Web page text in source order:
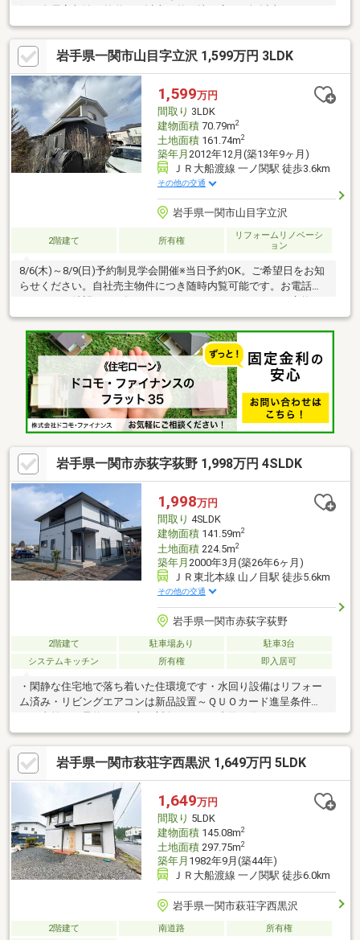
ー付洗面化粧台、対面式キッチン、バリアフリー、トイレ２ヶ
所、浴室１坪以上、南面バルコニー、ＴＶモニタ付インターホ
ン、前面棟無、通風良好、全居室フローリング、ウッドデッキ、
パントリー（食器・食品の収納庫）、ウォークインクローゼッ
ト、全居室６畳以上、ＩＨクッキングヒーター、シューズインク
ローク、オール電化
岩手県一関市山目字立沢 1,599万円 3LDK
1,599万円
間取り 3LDK
建物面積70.79m2
土地面積161.74m2
築年月 2012年12月(築13年9ヶ月)
ＪＲ大船渡線 一ノ関駅 徒歩3.6km
その他の交通
岩手県一関市山目字立沢
2階建て 所有権
リフォームリノベーシ
ョン
8/6(木)～8/9(日)予約制見学会開催※当日予約OK。ご希望日をお知
らせください。自社売主物件につき随時内覧可能です。お電話か
ユニットバス交換、トイレ交換、洗面化粧台交換
岩手県一関市赤荻字荻野 1,998万円 4SLDK
1,998万円
間取り 4SLDK
建物面積141.59m2
土地面積224.5m2
築年月 2000年3月(築26年6ヶ月)
ＪＲ東北本線 山ノ目駅 徒歩5.6km
その他の交通
岩手県一関市赤荻字荻野
2階建て 駐車場あり
駐車3台
システムキッチン
所有権 即入居可
・閑静な住宅地で落ち着いた住環境です・水回り設備はリフォー
ム済み・リビングエアコンは新品設置～ＱＵＯカード進呈条件
進呈いたします・住宅ローンの事前審査に進まれた際に３０００
円進呈いたします
岩手県一関市萩荘字西黒沢 1,649万円 5LDK
1,649万円
間取り 5LDK
建物面積145.08m2
土地面積297.75m2
築年月 1982年9月(築44年)
ＪＲ大船渡線 一ノ関駅 徒歩6.0km
岩手県一関市萩荘字西黒沢
2階建て 南道路
所有権